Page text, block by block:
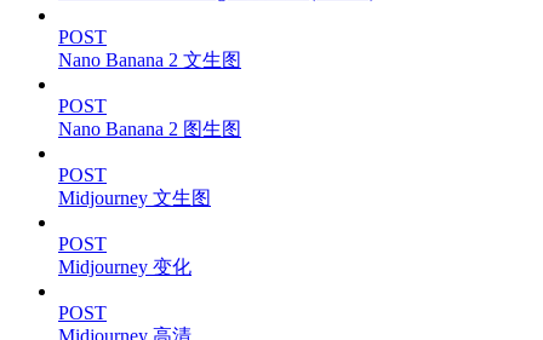
POST
Nano Banana 2 文生图
POST
Nano Banana 2 图生图
POST
Midjourney 文生图
POST
Midjourney 变化
POST